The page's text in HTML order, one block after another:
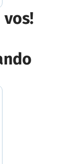
vos!